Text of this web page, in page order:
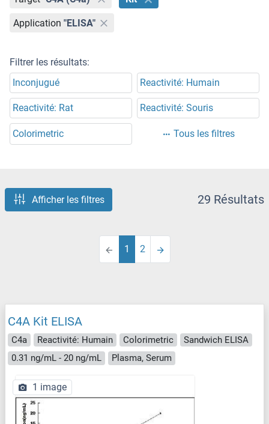
Application "ELISA"
Filtrer les résultats:
Inconjugué
Reactivité: Humain
Reactivité: Rat Reactivité: Souris
Colorimetric Tous les filtres
Afficher les filtres 29 Résultats
1 2
C4A Kit ELISA
C4a Reactivité: Humain Colorimetric
Sandwich ELISA
0.31 ng/mL - 20 ng/mL
Plasma, Serum
1 image